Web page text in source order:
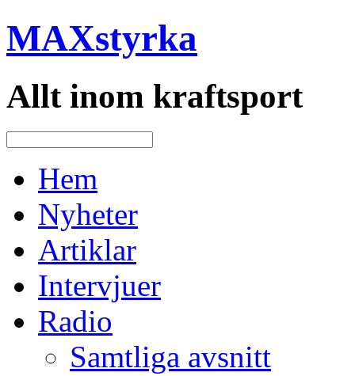
MAXstyrka
Allt inom kraftsport
Hem
Nyheter
Artiklar
Intervjuer
Radio
Samtliga avsnitt